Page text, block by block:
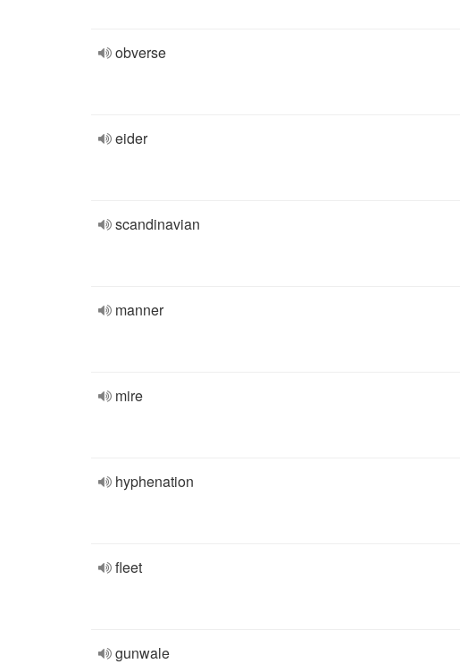
obverse
eider
scandinavian
manner
mire
hyphenation
fleet
gunwale